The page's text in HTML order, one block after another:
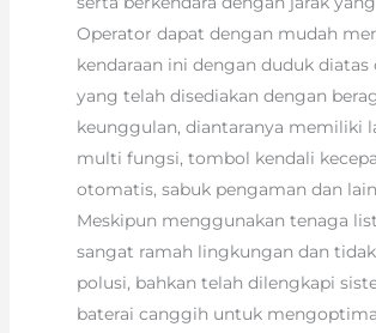
Operator dapat dengan mudah
kendaraan ini dengan duduk diatas
yang telah disediakan dengan
keunggulan, diantaranya memiliki
multi fungsi, tombol kendali
otomatis, sabuk pengaman dan
Meskipun menggunakan tenaga
sangat ramah lingkungan dan
polusi, bahkan telah dilengkapi
baterai canggih untuk